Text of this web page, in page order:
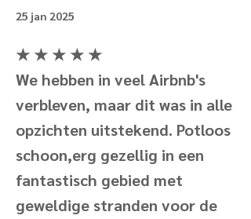
25 jan 2025
★ ★ ★ ★ ★
We hebben in veel Airbnb's
verbleven, maar dit was in alle
opzichten uitstekend. Potloos
schoon,erg gezellig in een
fantastisch gebied met
geweldige stranden voor de